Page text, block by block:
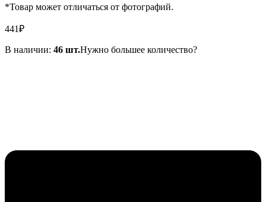
*Товар может отличаться от фотографий.
441₽
В наличии: 46 шт.Нужно большее количество?